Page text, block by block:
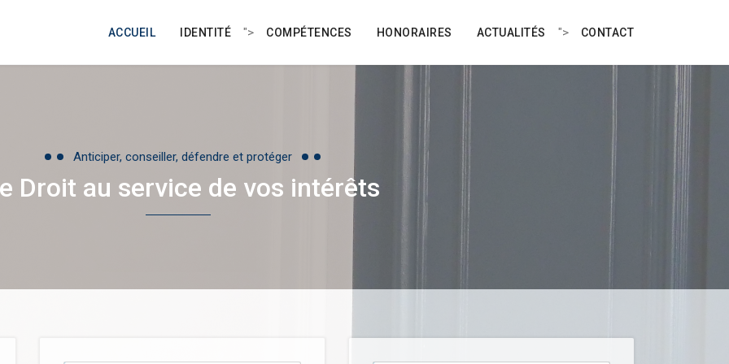
ACCUEIL IDENTITÉ "> COMPÉTENCES HONORAIRES ACTUALITÉS "> CONTACT
Anticiper, conseiller, défendre et protéger
Droit au service de vos intérêts